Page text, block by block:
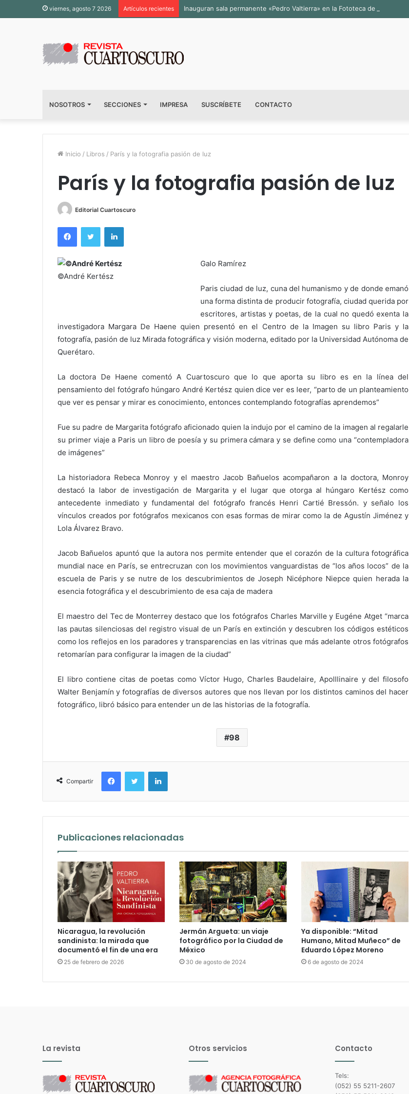
viernes, agosto 7 2026 Artículos recientes Inauguran sala permanente «Pedro Valtierra» en la Fototeca de Zacatecas
NOSOTROS SECCIONES IMPRESA SUSCRÍBETE CONTACTO
Inicio / Libros / París y la fotografia pasión de luz
París y la fotografia pasión de luz
Editorial Cuartoscuro
FacebookTwitter LinkedIn
©André Kertész
Galo Ramírez
Paris ciudad de luz, cuna del humanismo y de donde emanó
una forma distinta de producir fotografía, ciudad querida por
escritores, artistas y poetas, de la cual no quedó exenta la
investigadora Margara De Haene quien presentó en el Centro de la Imagen su libro Paris y la
fotografía, pasión de luz Mirada fotográfica y visión moderna, editado por la Universidad Autónoma de
Querétaro.
La doctora De Haene comentó A Cuartoscuro que lo que aporta su libro es en la línea del
pensamiento del fotógrafo húngaro André Kertész quien dice ver es leer, “parto de un planteamiento
que ver es pensar y mirar es conocimiento, entonces contemplando fotografías aprendemos”
Fue su padre de Margarita fotógrafo aficionado quien la indujo por el camino de la imagen al regalarle
su primer viaje a Paris un libro de poesía y su primera cámara y se define como una “contempladora
de imágenes”
La historiadora Rebeca Monroy y el maestro Jacob Bañuelos acompañaron a la doctora, Monroy
destacó la labor de investigación de Margarita y el lugar que otorga al húngaro Kertész como
antecedente inmediato y fundamental del fotógrafo francés Henri Cartié Bressón. y señalo los
vínculos creados por fotógrafos mexicanos con esas formas de mirar como la de Agustín Jiménez y
Lola Álvarez Bravo.
Jacob Bañuelos apuntó que la autora nos permite entender que el corazón de la cultura fotográfica
mundial nace en París, se entrecruzan con los movimientos vanguardistas de “los años locos” de la
escuela de Paris y se nutre de los descubrimientos de Joseph Nicéphore Niepce quien herada la
esencia fotográfica y el descubrimiento de esa caja de madera
El maestro del Tec de Monterrey destaco que los fotógrafos Charles Marville y Eugéne Atget “marca
las pautas silenciosas del registro visual de un París en extinción y descubren los códigos estéticos
como los reflejos en los paradores y transparencias en las vitrinas que más adelante otros fotógrafos
retomarían para configurar la imagen de la ciudad”
El libro contiene citas de poetas como Víctor Hugo, Charles Baudelaire, Apolllinaire y del filosofo
Walter Benjamín y fotografías de diversos autores que nos llevan por los distintos caminos del hacer
fotográfico, libró básico para entender un de las historias de la fotografía.
98
Compartir
FacebookTwitter LinkedIn
Publicaciones relacionadas
Nicaragua, la revolución
sandinista: la mirada que
documentó el fin de una era
25 de febrero de 2026
Jermán Argueta: un viaje
fotográfico por la Ciudad de
México
30 de agosto de 2024
Ya disponible: “Mitad
Humano, Mitad Muñeco” de
Eduardo López Moreno
6 de agosto de 2024
La revista Otros servicios Contacto
Tels:
(052) 55 5211-2607